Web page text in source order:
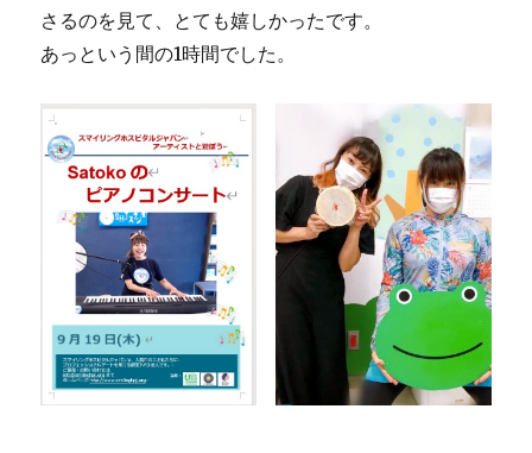
さるのを見て、とても嬉しかったです。
あっという間の1時間でした。